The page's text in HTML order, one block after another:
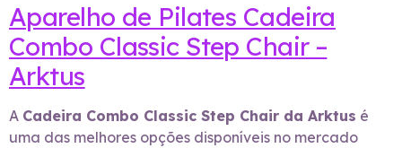
Aparelho de Pilates Cadeira
Combo Classic Step Chair –
Arktus
A Cadeira Combo Classic Step Chair da Arktus é
uma das melhores opções disponíveis no mercado